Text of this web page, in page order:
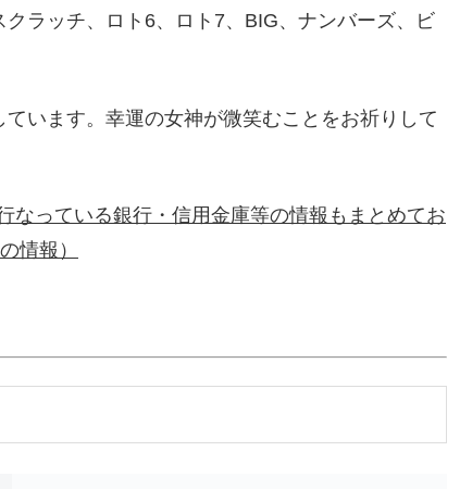
ラッチ、ロト6、ロト7、BIG、ナンバーズ、ビ
います。幸運の女神が微笑むことをお祈りして
っている銀行・信用金庫等の情報もまとめてお
情報）